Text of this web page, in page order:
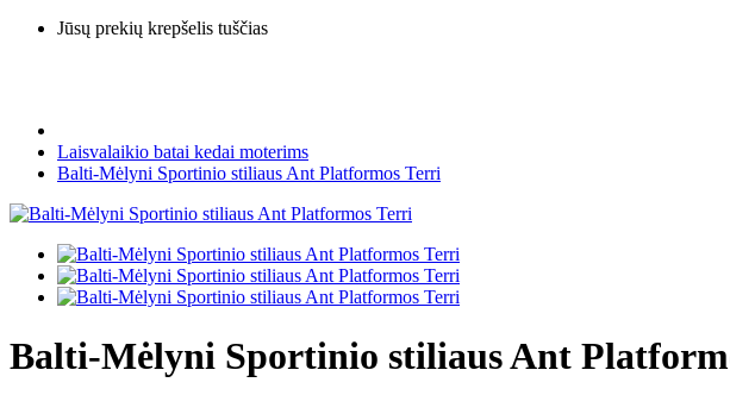
Jūsų prekių krepšelis tuščias
Laisvalaikio batai kedai moterims
Balti-Mėlyni Sportinio stiliaus Ant Platformos Terri
Balti-Mėlyni Sportinio stiliaus Ant